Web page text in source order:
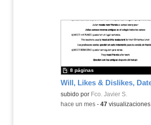
Contenido educativo.
subido por Fco. Javier S.
8 páginas
-hace un mes- 47visualizaciones